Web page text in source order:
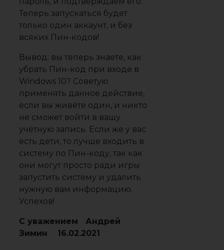
Теперь запускаться будет
только один аккаунт, и без
всяких Пин-кодов!
Вывод: вы теперь знаете, как
убрать Пин-код при входе в
Windows 10? Советую
применять данное действие,
если вы живёте один, и никто
не сможет войти в вашу
учётную запись. Если же у вас
есть дети, то лучше входить в
систему по Пин-коду, так как
они могут просто ради игры
запустить систему и удалить
нужную вам информацию.
Успехов!
С уважением Андрей
Зимин 16.02.2021